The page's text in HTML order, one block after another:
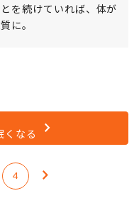
を続けていれば、体が
に。
くなる
4